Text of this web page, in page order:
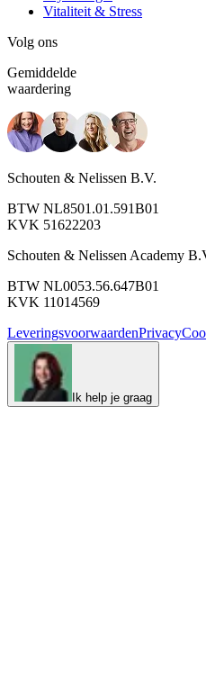
Vitaliteit & Stress
Volg ons
Gemiddelde
waardering
Schouten & Nelissen B.V.
BTW NL8501.01.591B01
KVK 51622203
Schouten & Nelissen Academy
BTW NL0053.56.647B01
KVK 11014569
LeveringsvoorwaardenPrivacy
Ik help je graag